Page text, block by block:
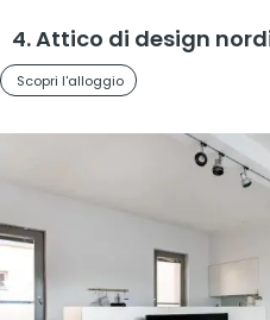
4. Attico di design
Scopri l'alloggio